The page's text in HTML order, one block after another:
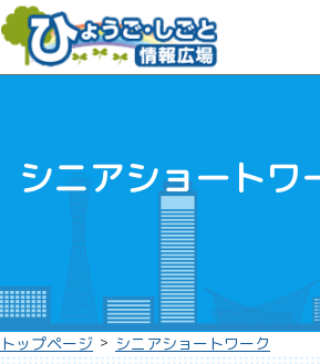
シニアショートワ
トップページ > シニアショートワーク